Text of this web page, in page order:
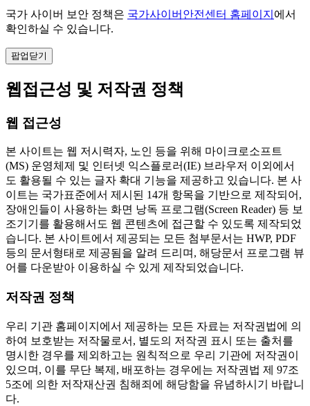
국가 사이버 보안 정책은 국가사이버안전센터 홈페이지 에서
확인하실 수 있습니다.
팝업닫기
웹접근성 및 저작권 정책
웹 접근성
본 사이트는 웹 저시력자, 노인 등을 위해 마이크로소프트
(MS) 운영체제 및 인터넷 익스플로러(IE) 브라우저 이외에서
도 활용될 수 있는 글자 확대 기능을 제공하고 있습니다. 본 사
이트는 국가표준에서 제시된 14개 항목을 기반으로 제작되어,
장애인들이 사용하는 화면 낭독 프로그램(Screen Reader) 등 보
조기기를 활용해서도 웹 콘텐츠에 접근할 수 있도록 제작되었
습니다. 본 사이트에서 제공되는 모든 첨부문서는 HWP, PDF
등의 문서형태로 제공됨을 알려 드리며, 해당문서 프로그램 뷰
어를 다운받아 이용하실 수 있게 제작되었습니다.
저작권 정책
우리 기관 홈페이지에서 제공하는 모든 자료는 저작권법에 의
하여 보호받는 저작물로서, 별도의 저작권 표시 또는 출처를
명시한 경우를 제외하고는 원칙적으로 우리 기관에 저작권이
있으며, 이를 무단 복제, 배포하는 경우에는 저작권법 제 97조
5조에 의한 저작재산권 침해죄에 해당함을 유념하시기 바랍니
다.